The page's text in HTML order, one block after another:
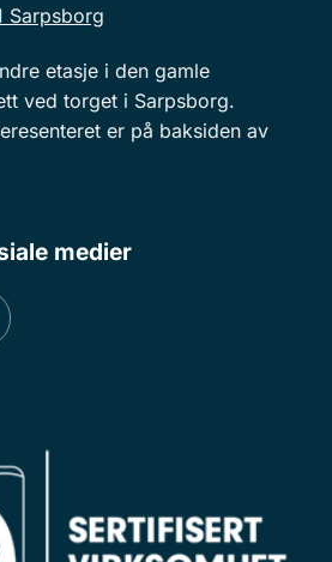
Sarpsborg
etasje i den gamle
ved torget i Sarpsborg.
er på baksiden av
medier